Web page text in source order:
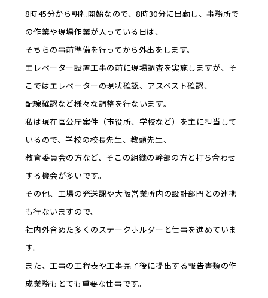
8時45分から朝礼開始なので、8時30分に出勤し、事務所で
の作業や現場作業が入っている日は、
そちらの事前準備を行ってから外出をします。
エレベーター設置工事の前に現場調査を実施しますが、そ
こではエレベーターの現状確認、アスベスト確認、
配線確認など様々な調整を行ないます。
私は現在官公庁案件（市役所、学校など）を主に担当して
いるので、学校の校長先生、教頭先生、
教育委員会の方など、そこの組織の幹部の方と打ち合わせ
する機会が多いです。
その他、工場の発送課や大阪営業所内の設計部門との連携
も行ないますので、
社内外含めた多くのステークホルダーと仕事を進めていま
す。
また、工事の工程表や工事完了後に提出する報告書類の作
成業務もとても重要な仕事です。